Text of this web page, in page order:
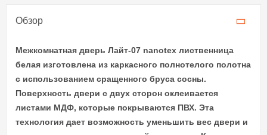
Обзор
Межкомнатная дверь Лайт-07 nanotex лиственница
белая изготовлена из каркасного полнотелого полотна
с использованием сращенного бруса сосны.
Поверхность двери с двух сторон оклеивается
листами МДФ, которые покрываются ПВХ. Эта
технология дает возможность уменьшить вес двери и